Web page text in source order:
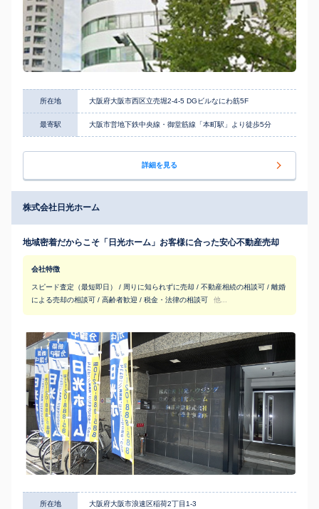
所在地 大阪府大阪市西区立売堀2-4-5 DGビルなにわ筋5F
最寄駅 大阪市営地下鉄中央線・御堂筋線「本町駅」より徒歩5分
詳細を見る
株式会社日光ホーム
地域密着だからこそ「日光ホーム」お客様に合った安心不動産売却
会社特徴
スピード査定（最短即日） / 周りに知られずに売却 / 不動産相続の相談可 / 離婚
による売却の相談可 / 高齢者歓迎 / 税金・法律の相談可
他...
所在地 大阪府大阪市浪速区稲荷2丁目1-3